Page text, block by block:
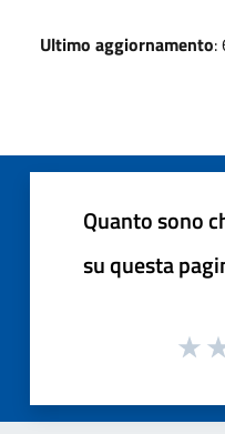
Ultimo aggiornamento:
Quanto sono
su questa